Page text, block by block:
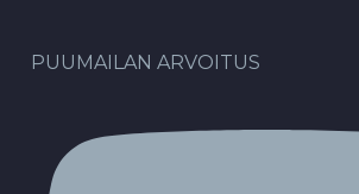
PUUMAILAN ARVOITUS